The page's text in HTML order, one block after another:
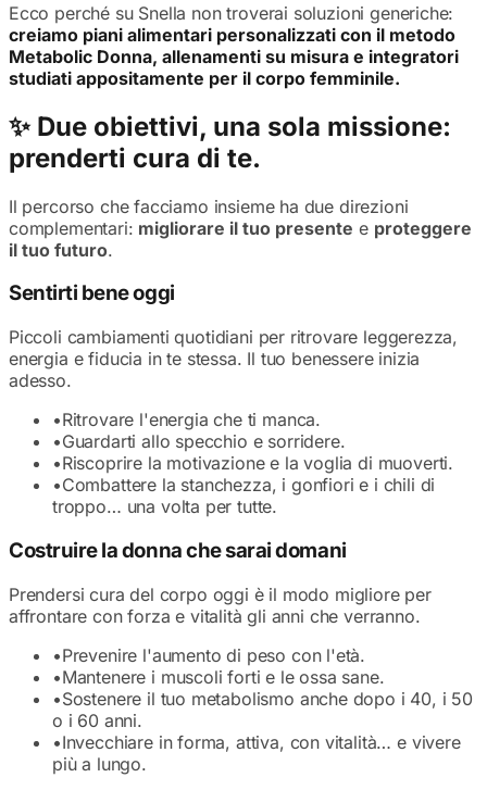
Ecco perché su Snella non troverai soluzioni generiche:
creiamo piani alimentari personalizzati con il metodo
Metabolic Donna, allenamenti su misura e integratori
studiati appositamente per il corpo femminile.
✨ Due obiettivi, una sola missione:
prenderti cura di te.
Il percorso che facciamo insieme ha due direzioni
complementari: migliorare il tuo presente e proteggere
il tuo futuro.
Sentirti bene oggi
Piccoli cambiamenti quotidiani per ritrovare leggerezza,
energia e fiducia in te stessa. Il tuo benessere inizia
adesso.
•Ritrovare l'energia che ti manca.
•Guardarti allo specchio e sorridere.
•Riscoprire la motivazione e la voglia di muoverti.
•Combattere la stanchezza, i gonfiori e i chili di
troppo… una volta per tutte.
Costruire la donna che sarai domani
Prendersi cura del corpo oggi è il modo migliore per
affrontare con forza e vitalità gli anni che verranno.
•Prevenire l'aumento di peso con l'età.
•Mantenere i muscoli forti e le ossa sane.
•Sostenere il tuo metabolismo anche dopo i 40, i 50
o i 60 anni.
•Invecchiare in forma, attiva, con vitalità… e vivere
più a lungo.